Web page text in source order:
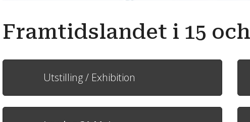
Framtidslandet i 15
Utstilling / Exhibition